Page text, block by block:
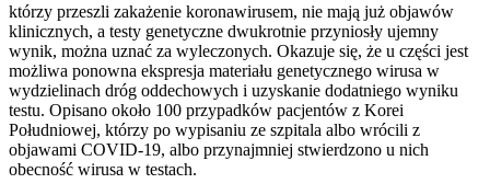
którzy przeszli zakażenie koronawirusem, nie mają już objawów
klinicznych, a testy genetyczne dwukrotnie przyniosły ujemny
wynik, można uznać za wyleczonych. Okazuje się, że u części jest
możliwa ponowna ekspresja materiału genetycznego wirusa w
wydzielinach dróg oddechowych i uzyskanie dodatniego wyniku
testu. Opisano około 100 przypadków pacjentów z Korei
Południowej, którzy po wypisaniu ze szpitala albo wrócili z
objawami COVID-19, albo przynajmniej stwierdzono u nich
obecność wirusa w testach.